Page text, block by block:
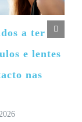
a ter
e lentes
nas